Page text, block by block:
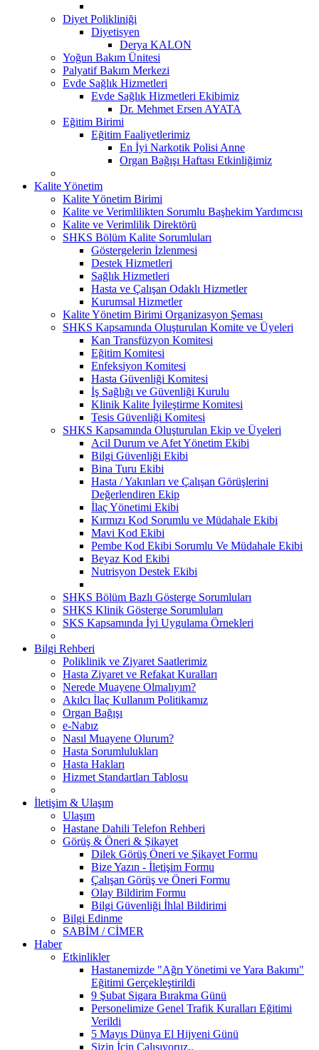
Diyet Polikliniği
Diyetisyen
Derya KALON
Yoğun Bakım Ünitesi
Palyatif Bakım Merkezi
Evde Sağlık Hizmetleri
Evde Sağlık Hizmetleri Ekibimiz
Dr. Mehmet Ersen AYATA
Eğitim Birimi
Eğitim Faaliyetlerimiz
En İyi Narkotik Polisi Anne
Organ Bağışı Haftası Etkinliğimiz
Kalite Yönetim
Kalite Yönetim Birimi
Kalite ve Verimlilikten Sorumlu Başhekim Yardımcısı
Kalite ve Verimlilik Direktörü
SHKS Bölüm Kalite Sorumluları
Göstergelerin İzlenmesi
Destek Hizmetleri
Sağlık Hizmetleri
Hasta ve Çalışan Odaklı Hizmetler
Kurumsal Hizmetler
Kalite Yönetim Birimi Organizasyon Şeması
SHKS Kapsamında Oluşturulan Komite ve Üyeleri
Kan Transfüzyon Komitesi
Eğitim Komitesi
Enfeksiyon Komitesi
Hasta Güvenliği Komitesi
İş Sağlığı ve Güvenliği Kurulu
Klinik Kalite İyileştirme Komitesi
Tesis Güvenliği Komitesi
SHKS Kapsamında Oluşturulan Ekip ve Üyeleri
Acil Durum ve Afet Yönetim Ekibi
Bilgi Güvenliği Ekibi
Bina Turu Ekibi
Hasta / Yakınları ve Çalışan Görüşlerini
Değerlendiren Ekip
İlaç Yönetimi Ekibi
Kırmızı Kod Sorumlu ve Müdahale Ekibi
Mavi Kod Ekibi
Pembe Kod Ekibi Sorumlu Ve Müdahale Ekibi
Beyaz Kod Ekibi
Nutrisyon Destek Ekibi
SHKS Bölüm Bazlı Gösterge Sorumluları
SHKS Klinik Gösterge Sorumluları
SKS Kapsamında İyi Uygulama Örnekleri
Bilgi Rehberi
Poliklinik ve Ziyaret Saatlerimiz
Hasta Ziyaret ve Refakat Kuralları
Nerede Muayene Olmalıyım?
Akılcı İlaç Kullanım Politikamız
Organ Bağışı
e-Nabız
Nasıl Muayene Olurum?
Hasta Sorumlulukları
Hasta Hakları
Hizmet Standartları Tablosu
İletişim & Ulaşım
Ulaşım
Hastane Dahili Telefon Rehberi
Görüş & Öneri & Şikayet
Dilek Görüş Öneri ve Şikayet Formu
Bize Yazın - İletişim Formu
Çalışan Görüş ve Öneri Formu
Olay Bildirim Formu
Bilgi Güvenliği İhlal Bildirimi
Bilgi Edinme
SABİM / CİMER
Haber
Etkinlikler
Hastanemizde "Ağrı Yönetimi ve Yara Bakımı"
Eğitimi Gerçekleştirildi
9 Şubat Sigara Bırakma Günü
Personelimize Genel Trafik Kuralları Eğitimi
Verildi
5 Mayıs Dünya El Hijyeni Günü
Sizin İçin Çalışıyoruz..